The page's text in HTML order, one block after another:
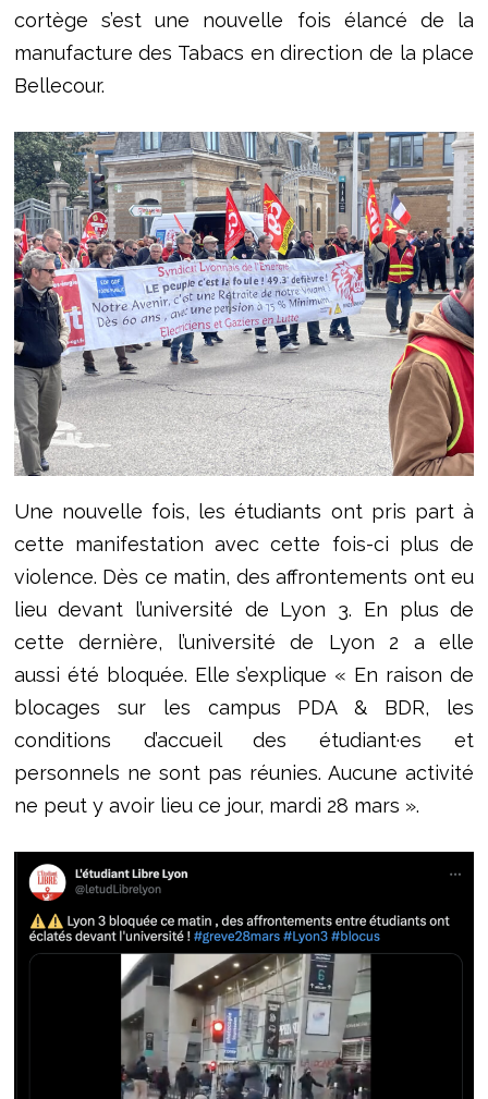
cortège s’est une nouvelle fois élancé de la
manufacture des Tabacs en direction de la place
Bellecour.
Une nouvelle fois, les étudiants ont pris part à
cette manifestation avec cette fois-ci plus de
violence. Dès ce matin, des affrontements ont eu
lieu devant l’université de Lyon 3. En plus de
cette dernière, l’université de Lyon 2 a elle
aussi été bloquée. Elle s’explique « En raison de
blocages sur les campus PDA & BDR, les
conditions d’accueil des étudiant·es et
personnels ne sont pas réunies. Aucune activité
ne peut y avoir lieu ce jour, mardi 28 mars ».